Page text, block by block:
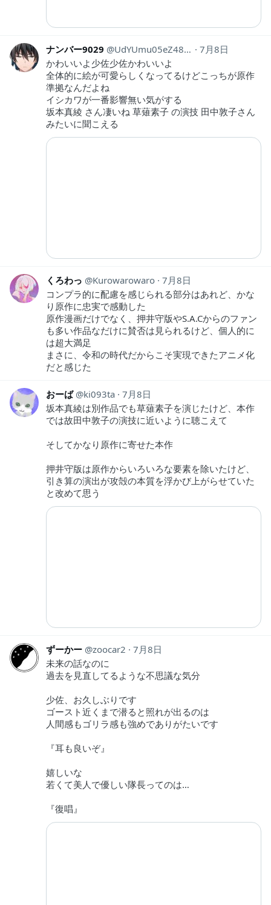
ナンバー9029 UdYUmu05eZ48830
7月8日
かわいいよ少佐少佐かわいいよ
全体的に絵が可愛らしくなってるけどこっちが原作
準拠なんだよね
イシカワが一番影響無い気がする
坂本真綾 さん凄いね 草薙素子 の演技 田中敦子さん
みたいに聞こえる
くろわっ Kurowarowaro 7月8日
コンプラ的に配慮を感じられる部分はあれど、かな
り原作に忠実で感動した
原作漫画だけでなく、押井守版やS.A.Cからのファン
も多い作品なだけに賛否は見られるけど、個人的に
は超大満足
まさに、令和の時代だからこそ実現できたアニメ化
だと感じた
おーば ki093ta 7月8日
坂本真綾は別作品でも草薙素子を演じたけど、本作
では故田中敦子の演技に近いように聴こえて
そしてかなり原作に寄せた本作
押井守版は原作からいろいろな要素を除いたけど、
引き算の演出が攻殻の本質を浮かび上がらせていた
と改めて思う
ずーかー zoocar2
7月8日
未来の話なのに
過去を見直してるような不思議な気分
少佐、お久しぶりです
ゴースト近くまで潜ると照れが出るのは
人間感もゴリラ感も強めでありがたいです
『耳も良いぞ』
嬉しいな
若くて美人で優しい隊長ってのは…
『復唱』